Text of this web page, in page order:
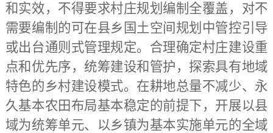
和实效，不得要求村庄规划编制全覆盖，对不
需要编制的可在县乡国土空间规划中管控引导
或出台通则式管理规定。合理确定村庄建设重
点和优先序，统筹建设和管护，探索具有地域
特色的乡村建设模式。在耕地总量不减少、永
久基本农田布局基本稳定的前提下，开展以县
域为统筹单元、以乡镇为基本实施单元的全域